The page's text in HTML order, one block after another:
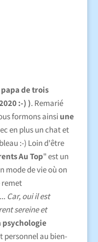
papa de trois
:-) ). Remarié
formons ainsi une
en plus un chat et
:-) Loin d'être
Au Top" est un
mode de vie où on
remet
... Car, oui il est
sereine et
personnel au bien-